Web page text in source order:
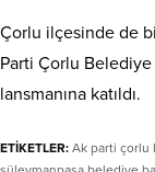
Çorlu ilçesinde de
Parti Çorlu Belediye
lansmanına katıldı.
ETİKETLER: Ak parti çorlu